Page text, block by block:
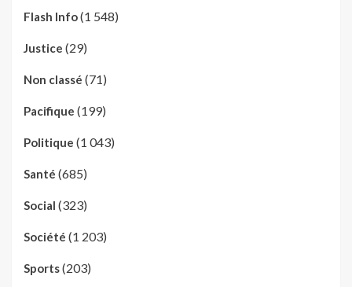
Flash Info(1 548)
Justice (29)
Non classé (71)
Pacifique (199)
Politique (1 043)
Santé (685)
Social (323)
Société (1 203)
Sports(203)